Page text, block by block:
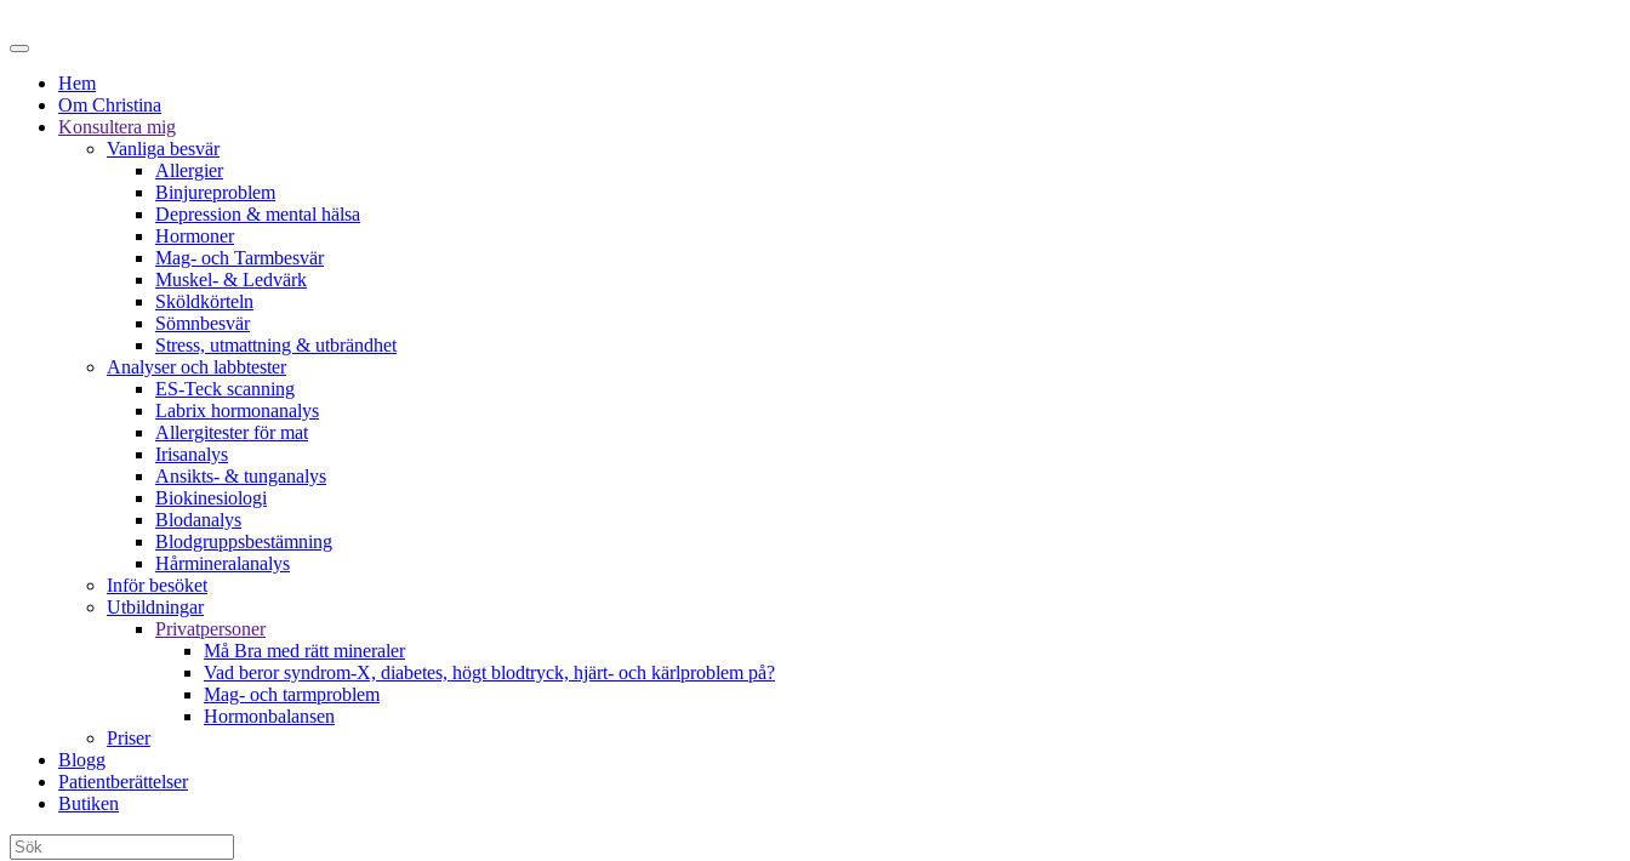
Hem
Om Christina
Konsultera mig
Vanliga besvär
Allergier
Binjureproblem
Depression & mental hälsa
Hormoner
Mag- och Tarmbesvär
Muskel- & Ledvärk
Sköldkörteln
Sömnbesvär
Stress, utmattning & utbrändhet
Analyser och labbtester
ES-Teck scanning
Labrix hormonanalys
Allergitester för mat
Irisanalys
Ansikts- & tunganalys
Biokinesiologi
Blodanalys
Blodgruppsbestämning
Hårmineralanalys
Inför besöket
Utbildningar
Privatpersoner
Må Bra med rätt mineraler
Vad beror syndrom-X, diabetes, högt blodtryck, hjärt- och kärlproblem på?
Mag- och tarmproblem
Hormonbalansen
Priser
Blogg
Patientberättelser
Butiken